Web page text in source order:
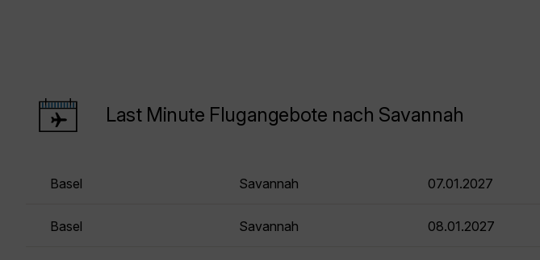
Last Minute Flugangebote nach Savannah
Basel Savannah 07.01.2027
Basel Savannah 08.01.2027